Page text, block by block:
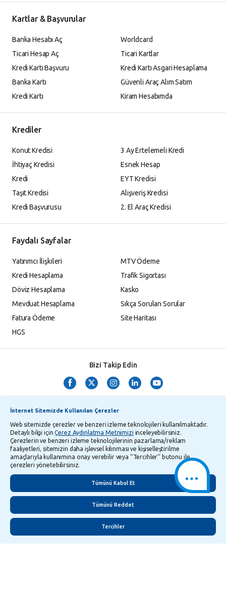
Kartlar & Başvurular
Banka Hesabı Aç
Ticari Hesap Aç
Kredi Kartı Başvuru
Banka Kartı
Kredi Kartı
Worldcard
Ticari Kartlar
Kredi Kartı Asgari Hesaplama
Güvenli Araç Alım Satım
Kiram Hesabımda
Krediler
Konut Kredisi
İhtiyaç Kredisi
Kredi
Taşıt Kredisi
Kredi Başvurusu
3 Ay Ertelemeli Kredi
Esnek Hesap
EYT Kredisi
Alışveriş Kredisi
2. El Araç Kredisi
Faydalı Sayfalar
Yatırımcı İlişkileri
Kredi Hesaplama
Döviz Hesaplama
Mevduat Hesaplama
Fatura Ödeme
HGS
MTV Ödeme
Trafik Sigortası
Kasko
Sıkça Sorulan Sorular
Site Haritası
Bizi Takip Edin
TMSF ve YTM Zaman Aşımı Listesi Bilgi Toplumu Hizmetleri
Kişisel Verilerin Korunması Gizlilik Politikası Çerez Aydınlatma Metni
İletişim English
Yapı ve Kredi Bankası A.Ş.
İnternet Sitemizde Kullanılan Çerezler
Web sitemizde çerezler ve benzeri izleme teknolojileri kullanılmaktadır.
Detaylı bilgi içinÇerez Aydınlatma Metnimizi inceleyebilirsiniz.
Çerezlerin ve benzeri izleme teknolojilerinin pazarlama/reklam
faaliyetleri, sitemizin daha işlevsel kılınması ve kişiselleştirilme
amaçlarıyla kullanımına onay verebilir veya ‘’Tercihler’’ butonu ile
çerezleri yönetebilirsiniz.
Tercihler
Tümünü Reddet
Tümünü Kabul Et